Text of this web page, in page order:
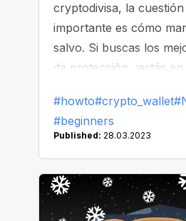
cryptodivisa, la cuestión
importante es cómo
salvo. Si buscas los
de protección, ¡estás
de todas las formas de
seguridad de tus crypto
#howto#crypto_wallet
#beginners
Published: 28.03.2023